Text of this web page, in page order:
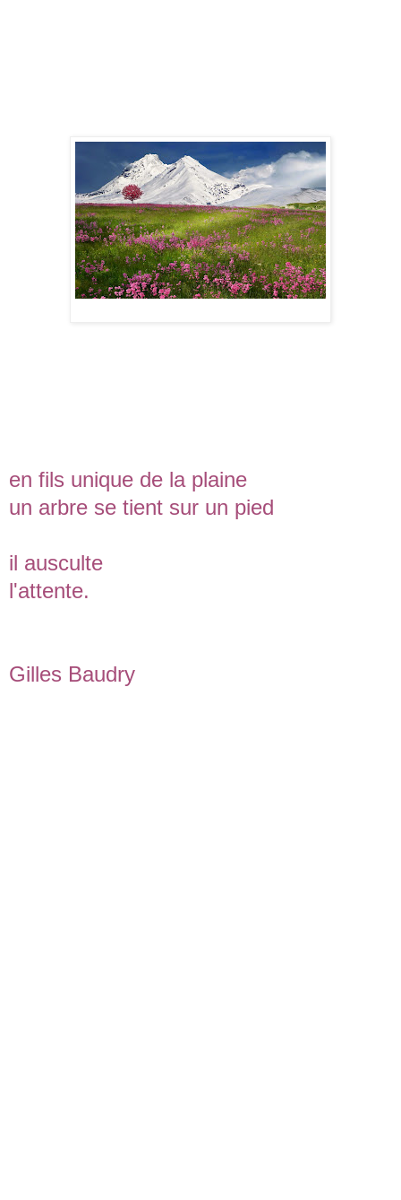
en fils unique de la plaine
un arbre se tient sur un pied
il ausculte
l'attente.
Gilles Baudry